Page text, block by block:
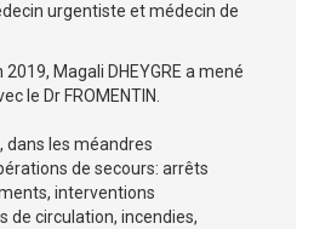
urgentiste et médecin de
Magali DHEYGRE a mené
le Dr FROMENTIN.
dans les méandres
de secours: arrêts
interventions
de circulation, incendies,